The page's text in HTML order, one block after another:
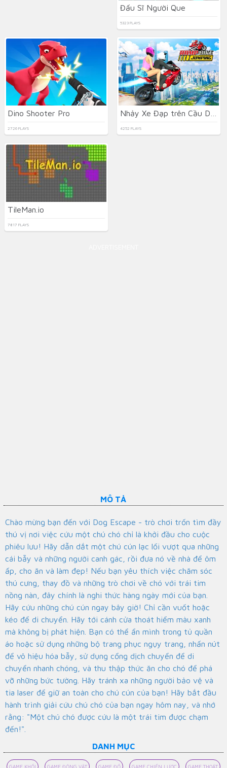
Đấu Sĩ Người Que
5323 PLAYS
Dino Shooter Pro
2726 PLAYS 4252 PLAYS
TileMan.io
7817 PLAYS
MÔ TẢ
Chào mừng bạn đến với Dog Escape - trò chơi trốn tìm đầy
thú vị nơi việc cứu một chú chó chỉ là khởi đầu cho cuộc
phiêu lưu! Hãy dẫn dắt một chú cún lạc lối vượt qua những
cái bẫy và những người canh gác, rồi đưa nó về nhà để ôm
ấp, cho ăn và làm đẹp! Nếu bạn yêu thích việc chăm sóc
thú cưng, thay đồ và những trò chơi về chó với trái tim
nồng nàn, đây chính là nghi thức hàng ngày mới của bạn.
Hãy cứu những chú cún ngay bây giờ! Chỉ cần vuốt hoặc
kéo để di chuyển. Hãy tới cánh cửa thoát hiểm màu xanh
mà không bị phát hiện. Bạn có thể ẩn mình trong tủ quần
áo hoặc sử dụng những bộ trang phục ngụy trang, nhấn nút
để vô hiệu hóa bẫy, sử dụng cổng dịch chuyển để di
chuyển nhanh chóng, và thu thập thức ăn cho chó để phá
vỡ những bức tường. Hãy tránh xa những người bảo vệ và
tia laser để giữ an toàn cho chú cún của bạn! Hãy bắt đầu
hành trình giải cứu chú chó của bạn ngay hôm nay, và nhớ
rằng: "Một chú chó được cứu là một trái tim được chạm
đến!".
DANH MỤC
GAME KHỐI GAME ĐỘNG VẬT GAME ĐỐ GAME CHIẾN LƯỢC GAME THOÁT